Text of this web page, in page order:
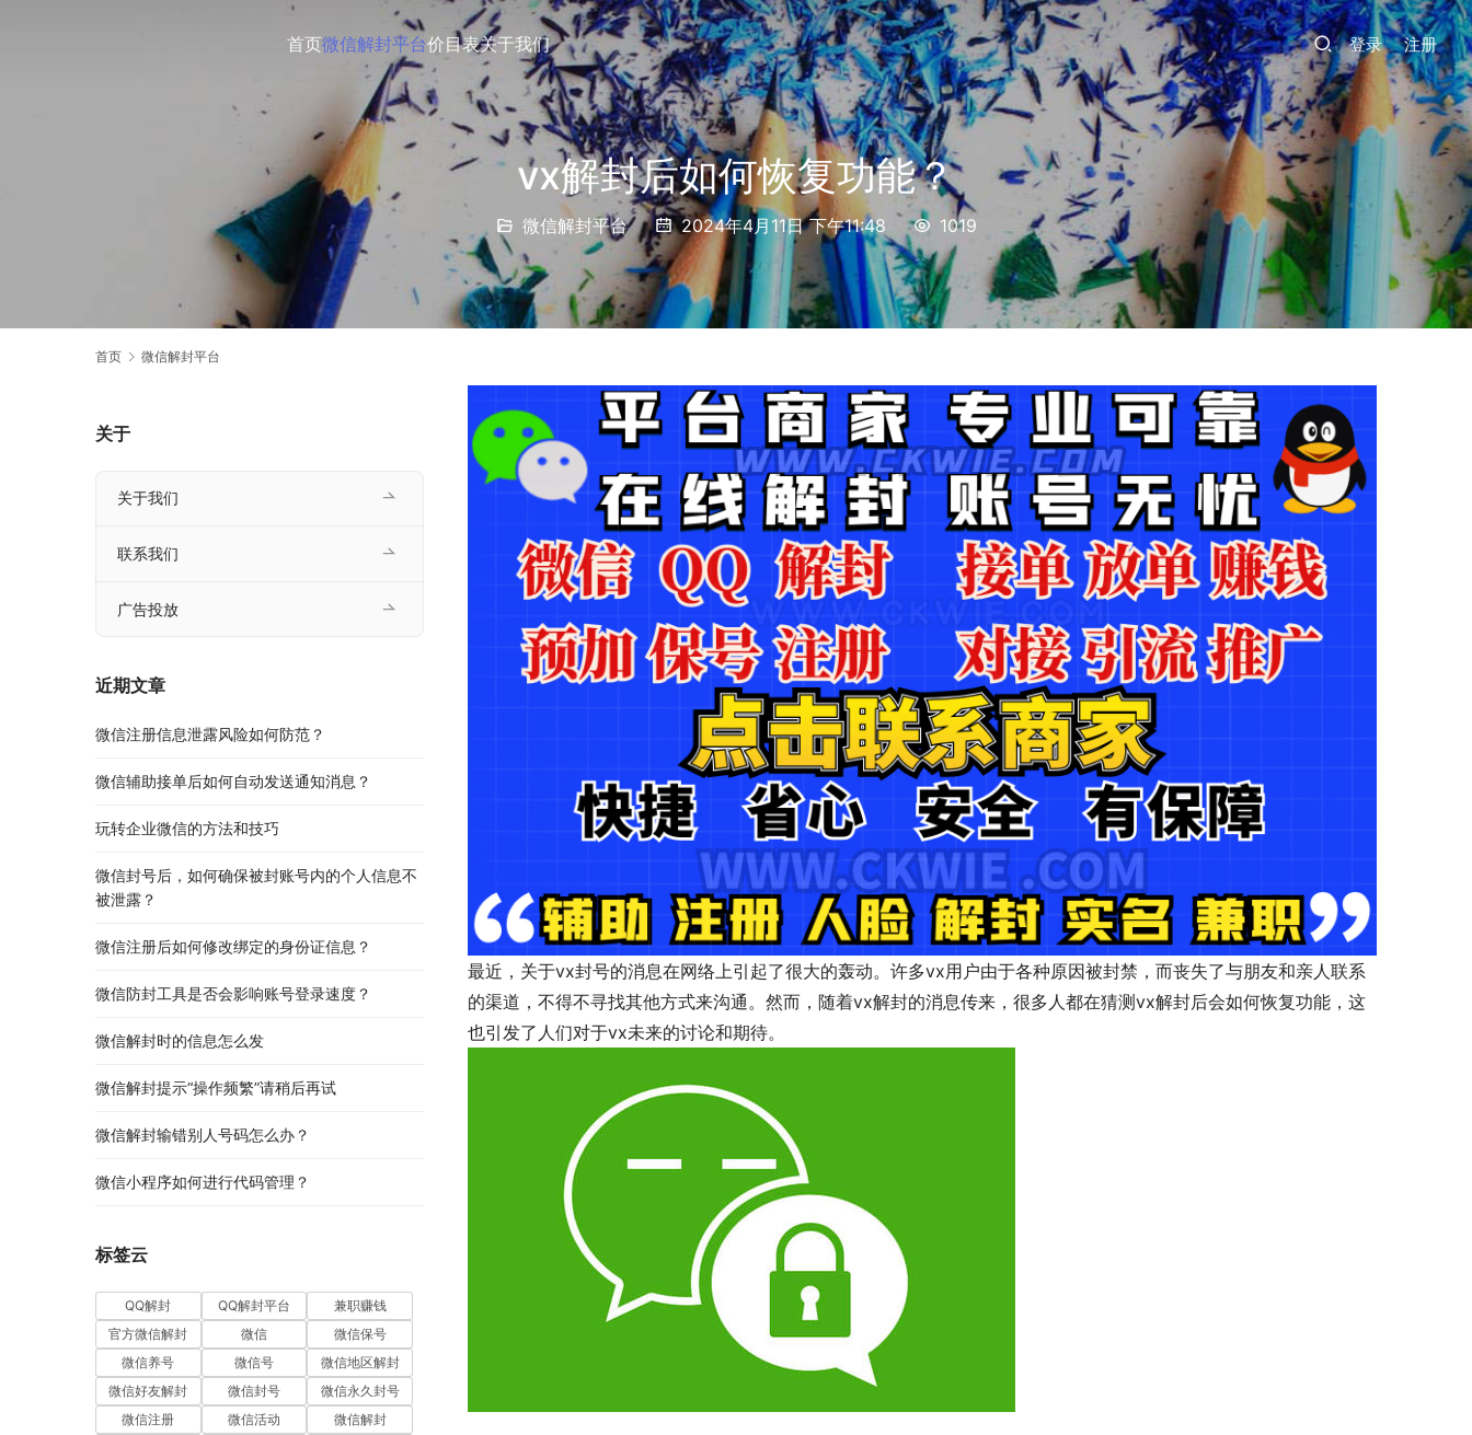
首页微信解封平台价目表关于我们 登录 注册
vx解封后如何恢复功能？
微信解封平台 2024年4月11日 下午11:48 1019
首页 微信解封平台
最近，关于vx封号的消息在网络上引起了很大的轰动。许多vx用户由于各种原因被封禁，而丧失了与朋友和亲人联系
的渠道，不得不寻找其他方式来沟通。然而，随着vx解封的消息传来，很多人都在猜测vx解封后会如何恢复功能，这
也引发了人们对于vx未来的讨论和期待。
关于
关于我们
联系我们
广告投放
近期文章
微信注册信息泄露风险如何防范？
微信辅助接单后如何自动发送通知消息？
玩转企业微信的方法和技巧
微信封号后，如何确保被封账号内的个人信息不
被泄露？
微信注册后如何修改绑定的身份证信息？
微信防封工具是否会影响账号登录速度？
微信解封时的信息怎么发
微信解封提示“操作频繁”请稍后再试
微信解封输错别人号码怎么办？
微信小程序如何进行代码管理？
标签云
QQ解封 QQ解封平台
兼职赚钱
官方微信解封
微信
微信保号
微信养号
微信号
微信地区解封
微信好友解封
微信封号
微信永久封号
微信注册
微信活动
微信解封